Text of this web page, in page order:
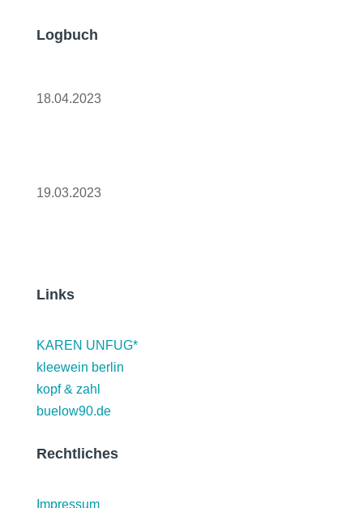
Logbuch
18.04.2023
19.03.2023
Links
KAREN UNFUG*
kleewein berlin
kopf & zahl
buelow90.de
Rechtliches
Impressum